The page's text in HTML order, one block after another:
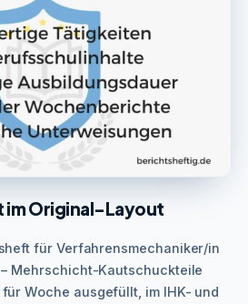
im Original-Layout
für Verfahrensmechaniker/in
Mehrschicht-Kautschuckteile
Woche ausgefüllt, im IHK- und